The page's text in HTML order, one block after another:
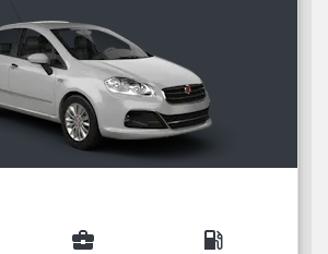
business_center local_gas_station